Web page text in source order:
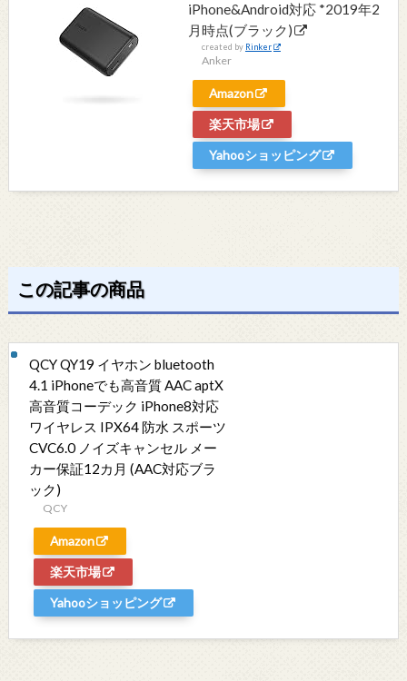
iPhone&Android対応 *2019年2
月時点(ブラック)
created by Rinker
Anker
Amazon
楽天市場
Yahooショッピング
この記事の商品
QCY QY19 イヤホン bluetooth
4.1 iPhoneでも高音質 AAC aptX
高音質コーデック iPhone8対応
ワイヤレス IPX64 防水 スポーツ
CVC6.0 ノイズキャンセル メー
カー保証12カ月 (AAC対応ブラ
ック)
QCY
Amazon
楽天市場
Yahooショッピング